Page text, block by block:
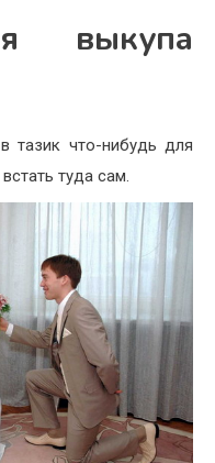
выкупа
тазик что-нибудь для
туда сам.